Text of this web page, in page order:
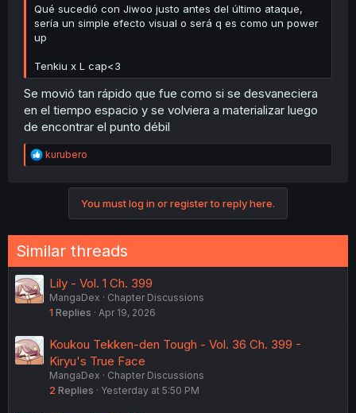
Qué sucedió con Jiwoo justo antes del último ataque,
sería un simple efecto visual o será q es como un power
up
Tenkiu x L cap<3
Se movió tan rápido que fue como si se desvaneciera
en el tiempo espacio y se volviera a materializar luego
de encontrar el punto débil
R
e
s
:
kurubero
You must log in or register to reply here.
Similar threads
Lily - Vol. 1 Ch. 399
MangaDex
Chapter Discussions
1 Replies Apr 19, 2026
Koukou Tekken-den Tough - Vol. 36 Ch. 399 -
Kiryu's True Face
MangaDex
Chapter Discussions
2 Replies Yesterday at 5:50 PM